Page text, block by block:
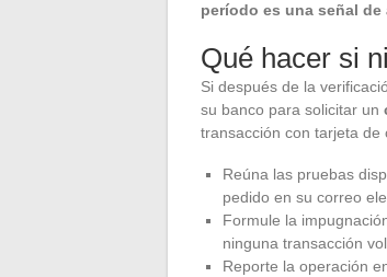
período es una señal de
Qué hacer si
Si después de la
su banco para solicitar un
transacción con tarjeta de
Reúna las pruebas
pedido en su correo
Formule la
ninguna transacción
Reporte la operación